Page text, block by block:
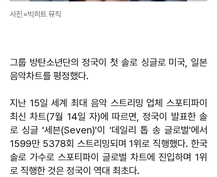
사진=빅히트 뮤직
그룹 방탄소년단의 정국이 첫 솔로 싱글로 미국, 일본
음악차트를 평정했다.
지난 15일 세계 최대 음악 스트리밍 업체 스포티파이
최신 차트(7월 14일 자)에 따르면, 정국이 발표한 솔
로 싱글 '세븐(Seven)'이 '데일리 톱 송 글로벌'에서
1599만 5378회 스트리밍되며 1위로 직행했다. 한국
솔로 가수로 스포티파이 글로벌 차트에 진입하며 1위
로 직행한 것은 정국이 역대 최초다.